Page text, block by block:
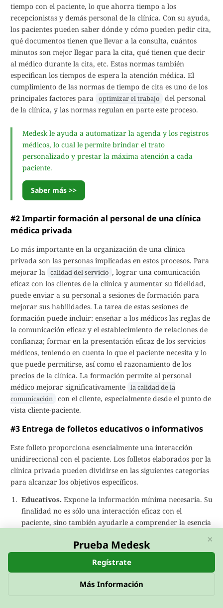
tiempo con el paciente, lo que ahorra tiempo a los
recepcionistas y demás personal de la clínica. Con su ayuda,
los pacientes pueden saber dónde y cómo pueden pedir cita,
qué documentos tienen que llevar a la consulta, cuántos
minutos son mejor llegar para la cita, qué tienen que decir
al médico durante la cita, etc. Estas normas también
especifican los tiempos de espera la atención médica. El
cumplimiento de las normas de tiempo de cita es uno de los
principales factores para optimizar el trabajo
del personal
de la clínica, y las normas regulan en parte este proceso.
Medesk le ayuda a automatizar la agenda y los registros
médicos, lo cual le permite brindar el trato
personalizado y prestar la máxima atención a cada
paciente.
Saber más >>
#2 Impartir formación al personal de una clínica
médica privada
Lo más importante en la organización de una clínica
privada son las personas implicadas en estos procesos. Para
mejorar la calidad del servicio , lograr una comunicación
eficaz con los clientes de la clínica y aumentar su fidelidad,
puede enviar a su personal a sesiones de formación para
mejorar sus habilidades. La tarea de estas sesiones de
formación puede incluir: enseñar a los médicos las reglas de
la comunicación eficaz y el establecimiento de relaciones de
confianza; formar en la presentación eficaz de los servicios
médicos, teniendo en cuenta lo que el paciente necesita y lo
que puede permitirse, así como el razonamiento de los
precios de la clínica. La formación permite al personal
médico mejorar significativamente la calidad de la
comunicación con el cliente, especialmente desde el punto de
vista cliente-paciente.
#3 Entrega de folletos educativos o informativos
Este folleto proporciona esencialmente una interacción
unidireccional con el paciente. Los folletos elaborados por la
clínica privada pueden dividirse en las siguientes categorías
para alcanzar los objetivos específicos.
Educativos. Expone la información mínima necesaria. Su
finalidad no es sólo una interacción eficaz con el
paciente, sino también ayudarle a comprender la esencia
resolverlos. Describe los principios en los que se basan los
precios de los servicios de la clínica y ofrece definiciones
sobre cómo garantizar la calidad de los servicios de la
Prueba Medesk
Regístrate
Más Información
×